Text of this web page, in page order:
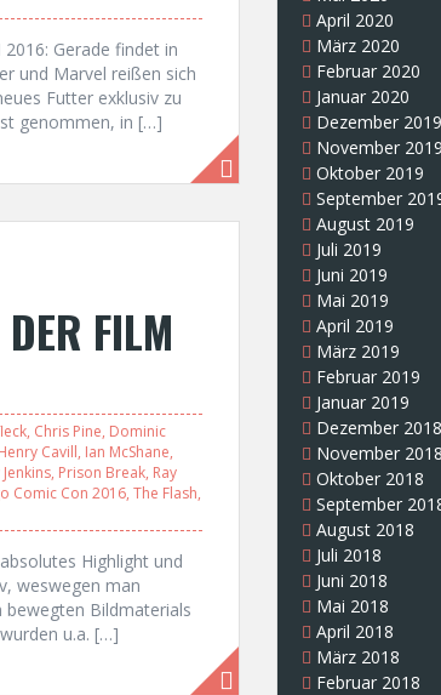
2016: Gerade findet in
und Marvel reißen sich
Futter exklusiv zu
genommen, in […]
FILM
, Chris Pine, Dominic
Cavill, Ian McShane,
, Prison Break, Ray
Comic Con 2016, The Flash,
Highlight und
weswegen man
Bildmaterials
u.a. […]
April 2020
März 2020
Februar 2020
Januar 2020
Dezember 2019
November 2019
Oktober 2019
September
August 2019
Juli 2019
Juni 2019
Mai 2019
April 2019
März 2019
Februar 2019
Januar 2019
Dezember 2018
November 2018
Oktober 2018
September
August 2018
Juli 2018
Juni 2018
Mai 2018
April 2018
März 2018
Februar 2018